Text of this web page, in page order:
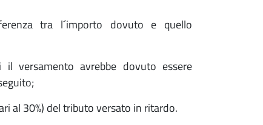
tra l´importo dovuto e quello
versamento avrebbe dovuto essere
al 30%) del tributo versato in ritardo.